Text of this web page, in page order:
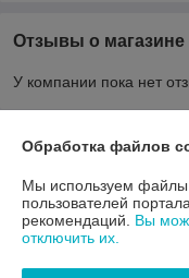
Отзывы о магазине
У компании пока нет
О нас
Контакты
Доставка и оплата
Обработка файлов
Мы используем файлы
пользователей
рекомендаций. Вы
отключить их.